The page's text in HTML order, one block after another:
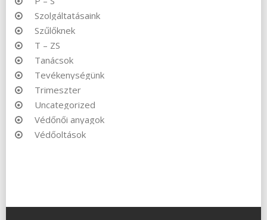
Szolgáltatásaink
Szűlőknek
T – ZS
Tanácsok
Tevékenységünk
Trimeszter
Uncategorized
Védőnői anyagok
Védőoltások